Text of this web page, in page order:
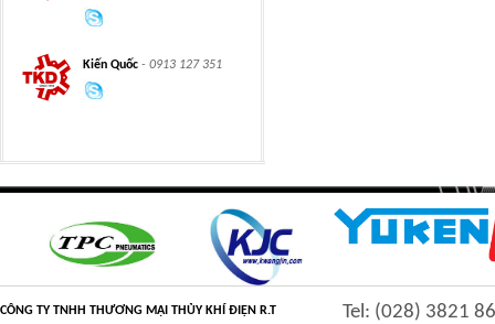
High and low speed
BOLTLESS ROOFING
Kiến Quốc - 0913 127 351
CÔNG TY TNHH THƯƠNG MẠI THỦY KHÍ ĐIỆN R.T
Tel: (028) 3821